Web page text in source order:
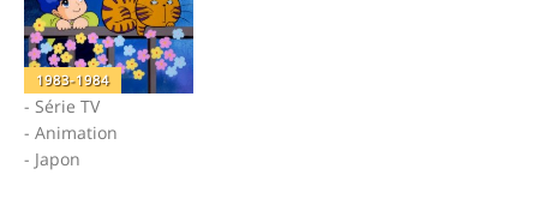
1983-1984
- Série TV
- Animation
- Japon